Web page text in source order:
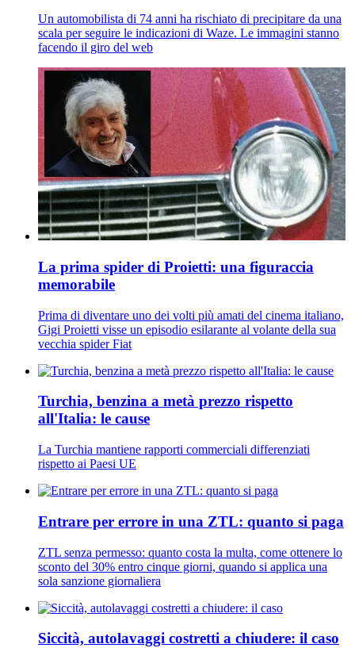
Un automobilista di 74 anni ha rischiato di precipitare da una
scala per seguire le indicazioni di Waze. Le immagini stanno
facendo il giro del web
La prima spider di Proietti: una figuraccia
memorabile
Prima di diventare uno dei volti più amati del cinema italiano,
Gigi Proietti visse un episodio esilarante al volante della sua
vecchia spider Fiat
Turchia, benzina a metà prezzo rispetto
all'Italia: le cause
La Turchia mantiene rapporti commerciali differenziati
rispetto ai Paesi UE
Entrare per errore in una ZTL: quanto si paga
ZTL senza permesso: quanto costa la multa, come ottenere lo
sconto del 30% entro cinque giorni, quando si applica una
sola sanzione giornaliera
Siccità, autolavaggi costretti a chiudere: il caso